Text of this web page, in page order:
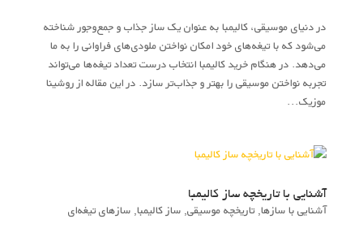
در دنیای موسیقی، کالیمبا به عنوان یک ساز جذاب و جمع‌وجور شناخته
می‌شود که با تیغه‌های خود امکان نواختن ملودی‌های فراوانی را به ما
می‌دهد. در هنگام خرید کالیمبا انتخاب درست تعداد تیغه‌ها می‌تواند
تجربه نواختن موسیقی را بهتر و جذاب‌تر سازد. در این مقاله از روشینا
موزیک...
آشنایی با تاریخچه ساز کالیمبا
آشنایی با سازها, تاریخچه موسیقی, ساز کالیمبا, سازهای تیغه‌ای